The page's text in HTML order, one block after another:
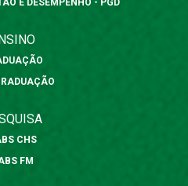
E DESEMPENHO - PGD
CHS
FM